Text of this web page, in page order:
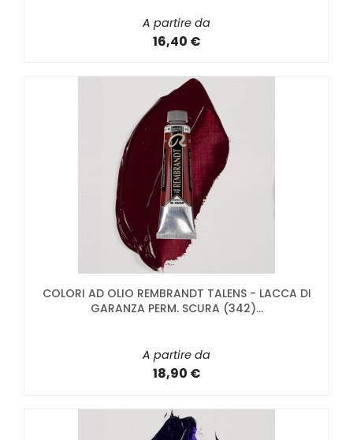
A partire da
16,40 €
COLORI AD OLIO REMBRANDT TALENS - LACCA DI
GARANZA PERM. SCURA (342)...
A partire da
18,90 €